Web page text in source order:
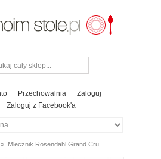
Przechowalnia
Zaloguj
Zaloguj z Facebook'a
» Mlecznik Rosendahl Grand Cru